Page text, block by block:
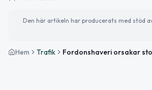
Den här artikeln har producerats med stöd
Hem Trafik